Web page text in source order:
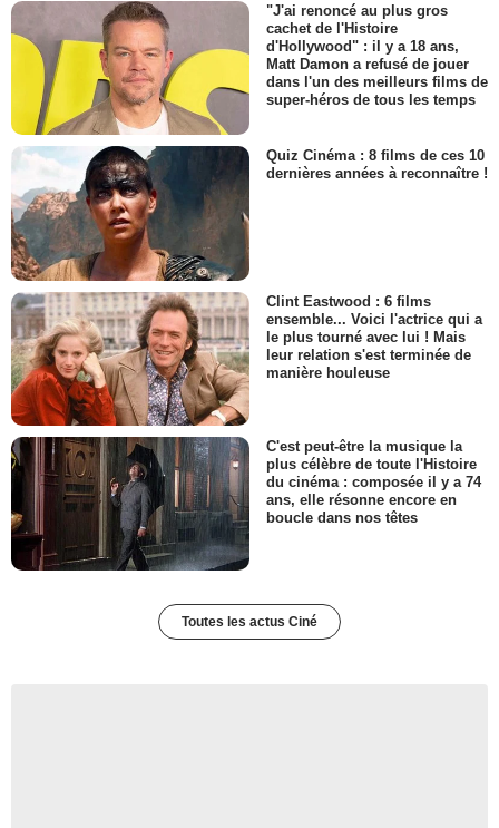
"J'ai renoncé au plus gros
cachet de l'Histoire
d'Hollywood" : il y a 18 ans,
Matt Damon a refusé de jouer
dans l'un des meilleurs films de
super-héros de tous les temps
Quiz Cinéma : 8 films de ces 10
dernières années à reconnaître !
Clint Eastwood : 6 films
ensemble... Voici l'actrice qui a
le plus tourné avec lui ! Mais
leur relation s'est terminée de
manière houleuse
C'est peut-être la musique la
plus célèbre de toute l'Histoire
du cinéma : composée il y a 74
ans, elle résonne encore en
boucle dans nos têtes
Toutes les actus Ciné